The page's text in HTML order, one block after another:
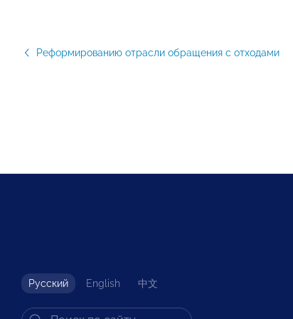
Реформированию отрасли обращения с отходами
Русский English 中文